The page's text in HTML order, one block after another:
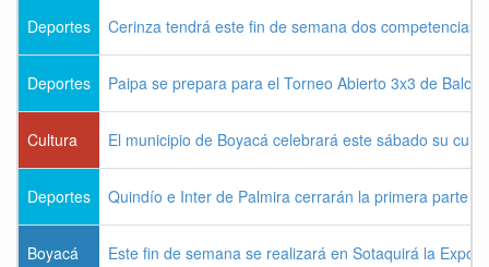
Deportes Cerinza tendrá este fin de semana dos competencias
Deportes Paipa se prepara para el Torneo Abierto 3x3 de
Cultura El municipio de Boyacá celebrará este sábado su
Deportes Quindío e Inter de Palmira cerrarán la primera parte
Boyacá Este fin de semana se realizará en Sotaquirá la